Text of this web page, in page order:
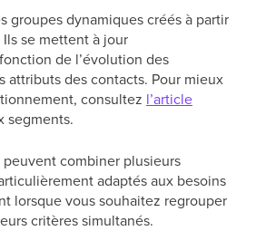
groupes dynamiques créés à partir
se mettent à jour
de l’évolution des
attributs des contacts. Pour mieux
consultez l’article
segments.
combiner plusieurs
adaptés aux besoins
lorsque vous souhaitez regrouper
critères simultanés.